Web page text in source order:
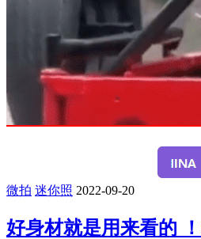
微拍 迷你照 2022-09-20
好身材就是用来看的